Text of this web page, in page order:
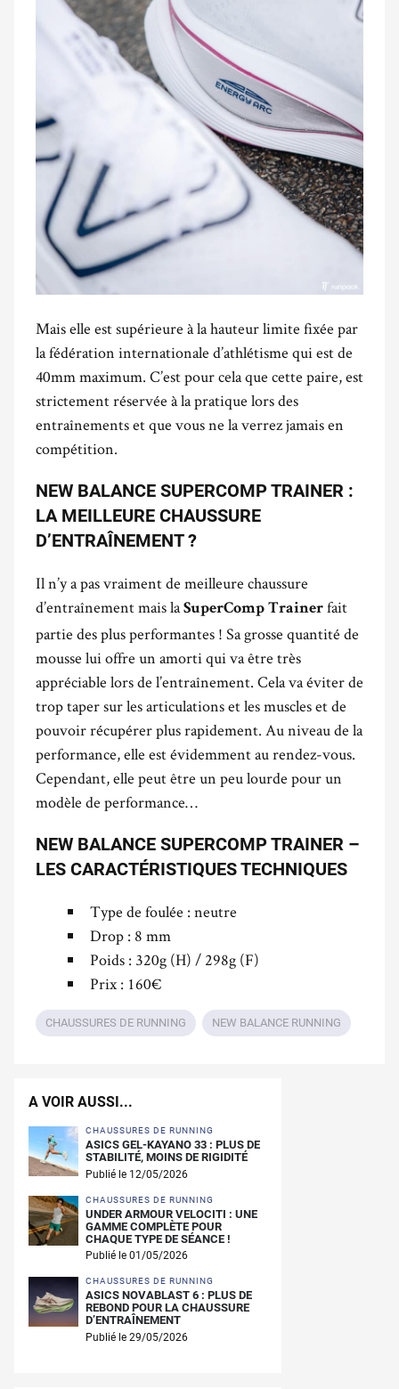
Mais elle est supérieure à la hauteur limite fixée par
la fédération internationale d’athlétisme qui est de
40mm maximum. C’est pour cela que cette paire, est
strictement réservée à la pratique lors des
entraînements et que vous ne la verrez jamais en
compétition.
NEW BALANCE SUPERCOMP TRAINER :
LA MEILLEURE CHAUSSURE
D’ENTRAÎNEMENT ?
Il n’y a pas vraiment de meilleure chaussure
d’entraînement mais laSuperComp Trainer fait
partie des plus performantes ! Sa grosse quantité de
mousse lui offre un amorti qui va être très
appréciable lors de l’entraînement. Cela va éviter de
trop taper sur les articulations et les muscles et de
pouvoir récupérer plus rapidement. Au niveau de la
performance, elle est évidemment au rendez-vous.
Cependant, elle peut être un peu lourde pour un
modèle de performance…
NEW BALANCE SUPERCOMP TRAINER –
LES CARACTÉRISTIQUES TECHNIQUES
Type de foulée : neutre
Drop : 8 mm
Poids : 320g (H) / 298g (F)
Prix : 160€
CHAUSSURES DE RUNNING NEW BALANCE RUNNING
A VOIR AUSSI...
CHAUSSURES DE RUNNING
ASICS GEL-KAYANO 33 : PLUS DE
STABILITÉ, MOINS DE RIGIDITÉ
Publié le 12/05/2026
CHAUSSURES DE RUNNING
UNDER ARMOUR VELOCITI : UNE
GAMME COMPLÈTE POUR
CHAQUE TYPE DE SÉANCE !
Publié le 01/05/2026
CHAUSSURES DE RUNNING
ASICS NOVABLAST 6 : PLUS DE
REBOND POUR LA CHAUSSURE
D’ENTRAÎNEMENT
Publié le 29/05/2026